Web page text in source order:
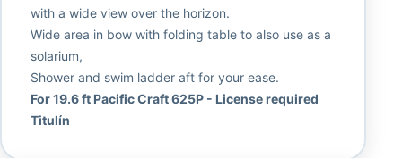
with a wide view over the horizon.
Wide area in bow with folding table to also use as a
solarium,
Shower and swim ladder aft for your ease.
For 19.6 ft Pacific Craft 625P - License required
Titulín